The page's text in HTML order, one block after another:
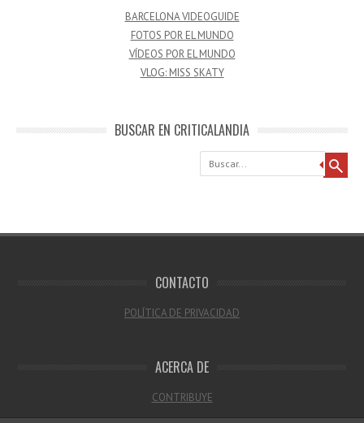
BARCELONA VIDEOGUIDE
FOTOS POR EL MUNDO
VÍDEOS POR EL MUNDO
VLOG: MISS SKATY
BUSCAR EN CRITICALANDIA
Buscar
CONTACTO
POLÍTICA DE PRIVACIDAD
ACERCA DE
CONTRIBUYE